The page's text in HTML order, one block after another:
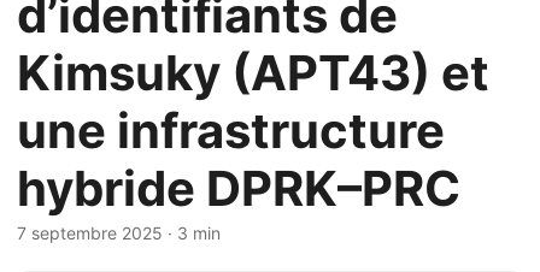
d’identifiants de
Kimsuky (APT43) et
une infrastructure
hybride DPRK–PRC
7 septembre 2025 · 3 min